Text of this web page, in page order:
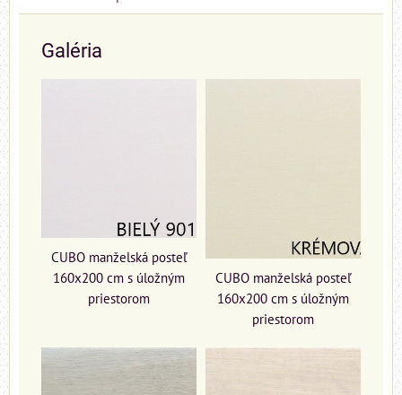
Galéria
CUBO manželská posteľ
160x200 cm s úložným
priestorom
CUBO manželská posteľ
160x200 cm s úložným
priestorom